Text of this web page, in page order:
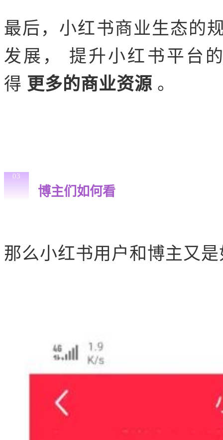
最后，小红书商业生态的
发展， 提升小红书平台
得 更多的商业资源 。
03
博主们如何看
那么小红书用户和博主又